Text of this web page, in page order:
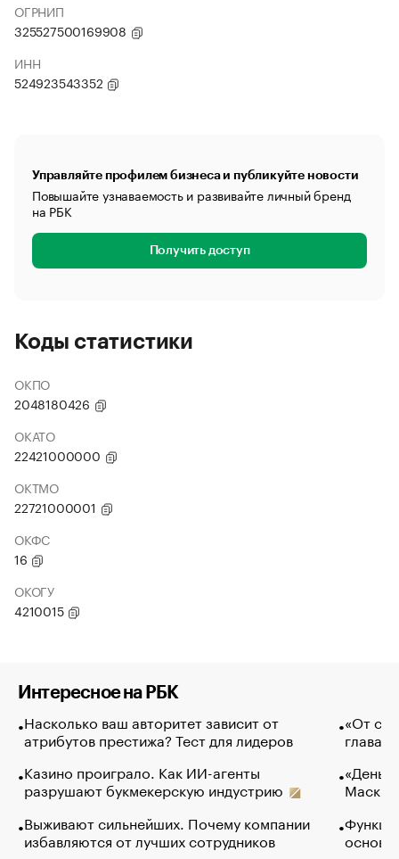
ОГРНИП
325527500169908
ИНН
524923543352
Управляйте профилем бизнеса и публикуйте новости
Повышайте узнаваемость и развивайте личный бренд
на РБК
Получить доступ
Коды статистики
ОКПО
2048180426
ОКАТО
22421000000
ОКТМО
22721000001
ОКФС
16
ОКОГУ
4210015
Интересное на РБК
Насколько ваш авторитет зависит от
атрибутов престижа? Тест для лидеров
Казино проиграло. Как ИИ-агенты
разрушают букмекерскую индустрию
Выживают сильнейших. Почему компании
избавляются от лучших сотрудников
«От
глава
Маск в
основ